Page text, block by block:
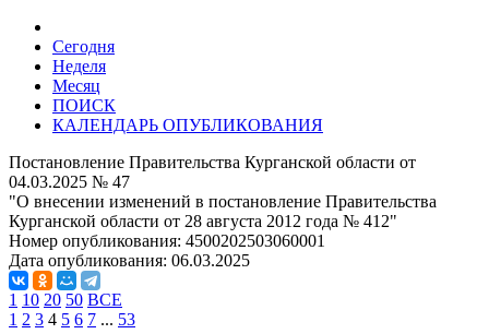
Сегодня
Неделя
Месяц
ПОИСК
КАЛЕНДАРЬ ОПУБЛИКОВАНИЯ
Постановление Правительства Курганской области от
04.03.2025 № 47
"О внесении изменений в постановление Правительства
Курганской области от 28 августа 2012 года № 412"
Номер опубликования: 4500202503060001
Дата опубликования: 06.03.2025
1 10 20 50 ВСЕ
1 2 3 4 5 6 7 ... 53